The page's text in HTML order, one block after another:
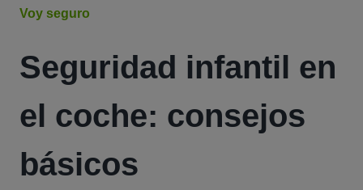
Voy seguro
Seguridad infantil en
el coche: consejos
básicos